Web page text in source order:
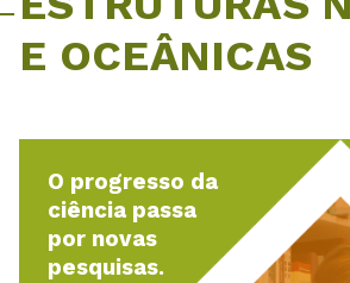
E OCEÂNICAS
O progresso da
ciência passa
por novas
pesquisas.